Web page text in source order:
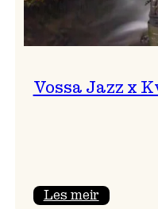
Vossa Jazz x
Les meir: